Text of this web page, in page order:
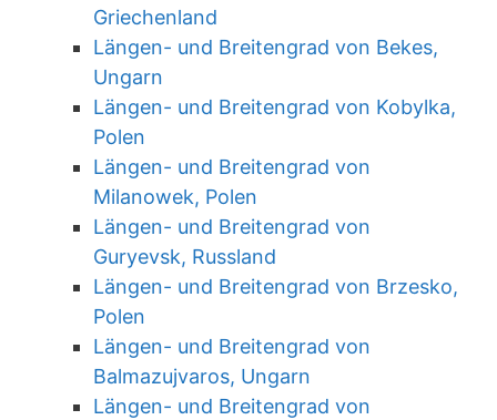
Griechenland
Längen- und Breitengrad von Bekes,
Ungarn
Längen- und Breitengrad von Kobylka,
Polen
Längen- und Breitengrad von
Milanowek, Polen
Längen- und Breitengrad von
Guryevsk, Russland
Längen- und Breitengrad von Brzesko,
Polen
Längen- und Breitengrad von
Balmazujvaros, Ungarn
Längen- und Breitengrad von